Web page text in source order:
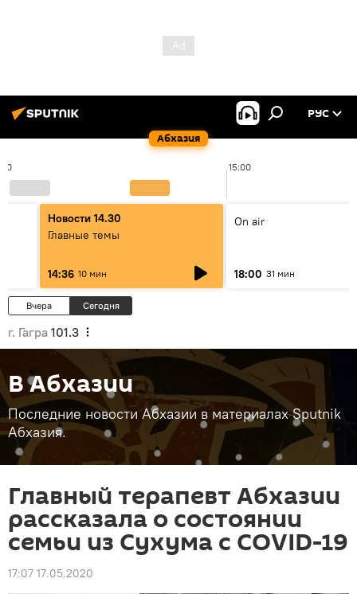
Абхазия
РУС
15:00
Новости 14.30
Главные темы
14:36 10 мин
On air
18:00 31 мин
Вчера Сегодня
г. Гагра 101.3
В Абхазии
Последние новости Абхазии в материалах Sputnik
Абхазия.
Главный терапевт Абхазии
рассказала о состоянии
семьи из Сухума с COVID-19
17:07 17.05.2020